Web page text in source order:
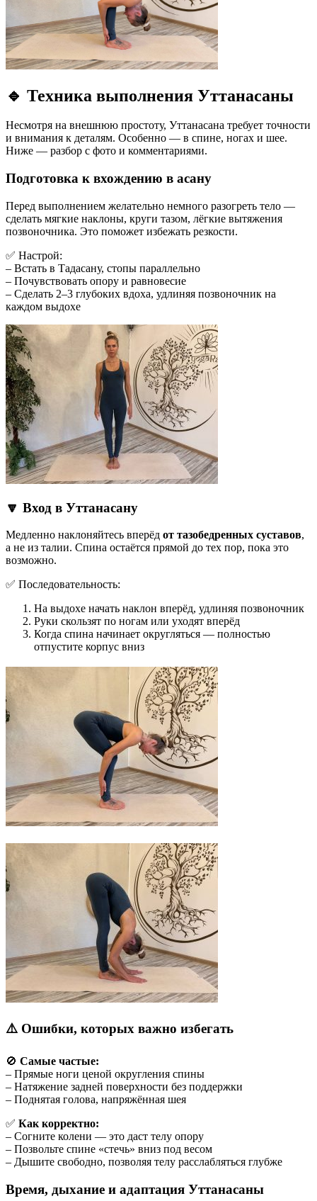
🔹 Техника выполнения Уттанасаны
Несмотря на внешнюю простоту, Уттанасана требует точности
и внимания к деталям. Особенно — в спине, ногах и шее.
Ниже — разбор с фото и комментариями.
Подготовка к вхождению в асану
Перед выполнением желательно немного разогреть тело —
сделать мягкие наклоны, круги тазом, лёгкие вытяжения
позвоночника. Это поможет избежать резкости.
✅ Настрой:
– Встать в Тадасану, стопы параллельно
– Почувствовать опору и равновесие
– Сделать 2–3 глубоких вдоха, удлиняя позвоночник на
каждом выдохе
🔽 Вход в Уттанасану
Медленно наклоняйтесь вперёд от тазобедренных суставов,
а не из талии. Спина остаётся прямой до тех пор, пока это
возможно.
✅ Последовательность:
На выдохе начать наклон вперёд, удлиняя позвоночник
Руки скользят по ногам или уходят вперёд
Когда спина начинает округляться — полностью
отпустите корпус вниз
⚠️ Ошибки, которых важно избегать
🚫 Самые частые:
– Прямые ноги ценой округления спины
– Натяжение задней поверхности без поддержки
– Поднятая голова, напряжённая шея
✅ Как корректно:
– Согните колени — это даст телу опору
– Позвольте спине «стечь» вниз под весом
– Дышите свободно, позволяя телу расслабляться глубже
Время, дыхание и адаптация Уттанасаны